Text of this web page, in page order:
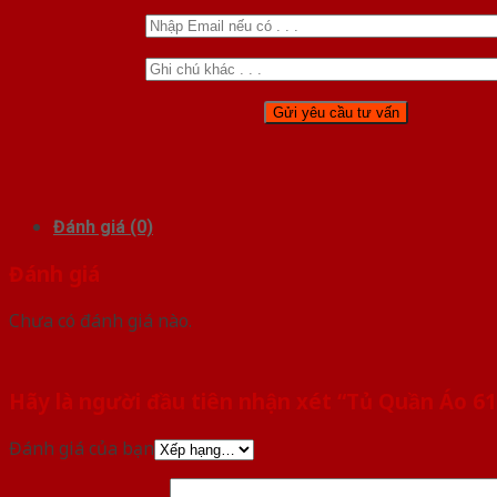
Đánh giá (0)
Đánh giá
Chưa có đánh giá nào.
Hãy là người đầu tiên nhận xét “Tủ Quần Áo
Đánh giá của bạn